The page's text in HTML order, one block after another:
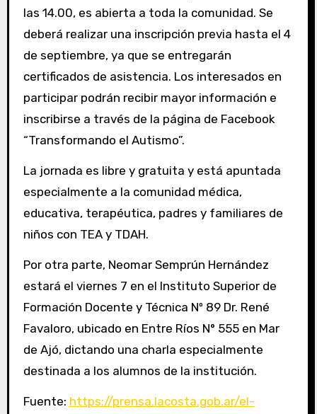
las 14.00, es abierta a toda la comunidad. Se
deberá realizar una inscripción previa hasta el 4
de septiembre, ya que se entregarán
certificados de asistencia. Los interesados en
participar podrán recibir mayor información e
inscribirse a través de la página de Facebook
“Transformando el Autismo”.
La jornada es libre y gratuita y está apuntada
especialmente a la comunidad médica,
educativa, terapéutica, padres y familiares de
niños con TEA y TDAH.
Por otra parte, Neomar Semprún Hernández
estará el viernes 7 en el Instituto Superior de
Formación Docente y Técnica Nº 89 Dr. René
Favaloro, ubicado en Entre Ríos N° 555 en Mar
de Ajó, dictando una charla especialmente
destinada a los alumnos de la institución.
Fuente: https://prensa.lacosta.gob.ar/el-